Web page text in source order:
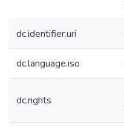
dc.identifier.uri
dc.language.iso
dc.rights